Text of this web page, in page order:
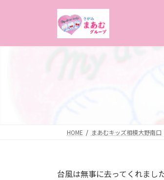
HOME まあむキッズ相模大野南口
台風は無事に去ってくれまし